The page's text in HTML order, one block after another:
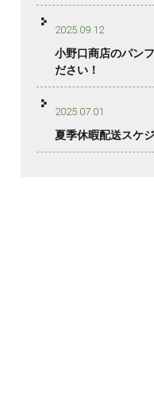
2025.09.12
小野口商店のパン
ださい！
2025.07.01
夏季休暇配送スケ